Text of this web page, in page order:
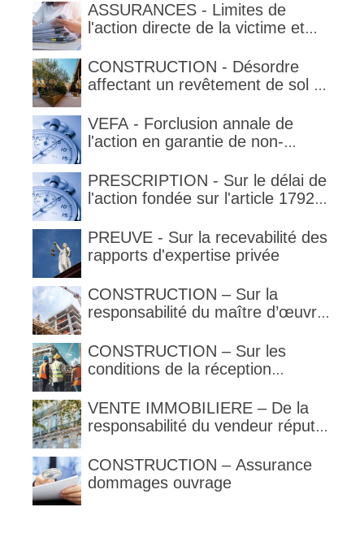
ASSURANCES - Limites de
l'action directe de la victime et
délimitant l'étendue temporelle de
la garantie en condition de la
CONSTRUCTION - Désordre
affectant un revêtement de sol et
VEFA - Forclusion annale de
l'action en garantie de non-
PRESCRIPTION - Sur le délai de
l'action fondée sur l'article 1792-
PREUVE - Sur la recevabilité des
rapports d'expertise privée
CONSTRUCTION – Sur la
responsabilité du maître d’œuvre
l’architecte supporte une
obligation de contrôle étendu
CONSTRUCTION – Sur les
conditions de la réception
VENTE IMMOBILIERE – De la
responsabilité du vendeur réputé
1792 et suivants du code civil
CONSTRUCTION – Assurance
dommages ouvrage